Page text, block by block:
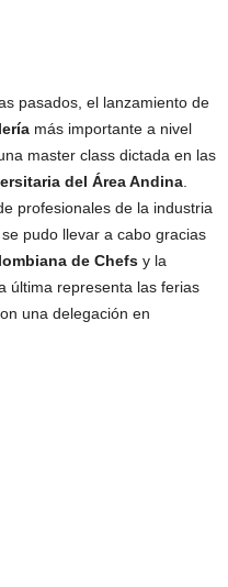
pasados, el lanzamiento de
más importante a nivel
master class dictada en las
del Área Andina
profesionales de la industria
pudo llevar a cabo gracias
de Chefs y la
última representa las ferias
una delegación en